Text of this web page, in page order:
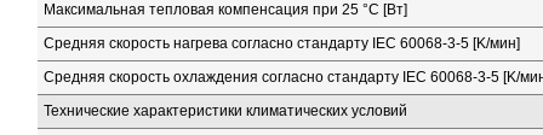
Максимальная тепловая компенсация при 25 °C [Вт]
Средняя скорость нагрева согласно стандарту IEC 60068-3-5 [K/мин]
Средняя скорость охлаждения согласно стандарту IEC 60068-3-5 [K/
Технические характеристики климатических условий